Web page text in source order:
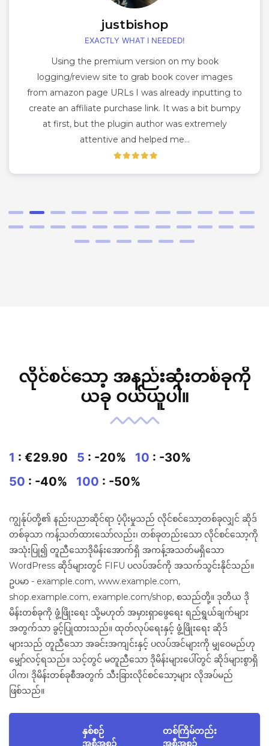
justbishop
EXACTLY WHAT I NEEDED!
Using the premium version on my book
logging/review site to grab book cover images
from amazon page URLs I was already inputting to
create an affiliate purchase link. It was a bit bumpy
at first, but the plugin author was extremely
attentive and helped me…
လိုင်စင်သော့ အနည်းဆုံးတစ်ခုကို
ယခု ဝယ်ယူပါ။
1 : €29.90 5 : -20% 10 : -30%
50 : -40% 100 : -50%
ကျွန်ုပ်တို့၏ နည်းပညာဆိုင်ရာ ပံ့ပိုးမှုသည် လိုင်စင်သော့တစ်ခုလျှင် ဆိုဒ်
တစ်ခုသာ ကန့်သတ်ထားသော်လည်း၊ တစ်ခုတည်းသော လိုင်စင်သော့ကို
အသုံးပြု၍ တူညီသောဒိုမိန်းအောက်ရှိ အကန့်အသတ်မရှိသော
WordPress ဆိုဒ်များတွင် FIFU ပလပ်အင်ကို အသက်သွင်းနိုင်သည်။
ဥပမာ - example.com, www.example.com,
shop.example.com, example.com/shop, စသည်တို့။ ဒုတိယ ဒို
မိန်းတစ်ခုကို ဖွံ့ဖြိုးရေး သို့မဟုတ် အမှားရှာဖွေရေး ရည်ရွယ်ချက်များ
အတွက်သာ ခွင့်ပြုထားသည်။ ထုတ်လုပ်ရေးနှင့် ဖွံ့ဖြိုးရေး ဆိုဒ်
များသည် တူညီသော အခင်းအကျင်းနှင့် ပလပ်အင်များကို မျှဝေမည်ဟု
မျှော်လင့်ရသည်။ သင့်တွင် မတူညီသော ဒိုမိန်းများပေါ်တွင် ဆိုဒ်များစွာရှိ
ပါက၊ ဒိုမိန်းတစ်ခုစီအတွက် သီးခြားလိုင်စင်သော့များ လိုအပ်မည်
ဖြစ်သည်။
နှစ်စဉ်
အစီအစဉ်
တစ်ကြိမ်တည်း
အစီအစဉ်